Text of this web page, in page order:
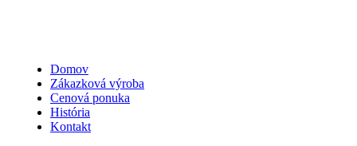
Domov
Zákazková výroba
Cenová ponuka
História
Kontakt